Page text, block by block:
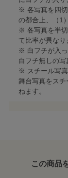
※ 各写真を四
の都合上、（1
※ 各写真を半
て比率が異なり
※ 白フチが入っ
白フチ無しの写
※ スチール写
舞台写真をス
ねます。
この商品